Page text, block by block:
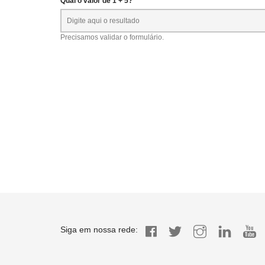
Precisamos validar o formulário.
Siga em nossa rede: